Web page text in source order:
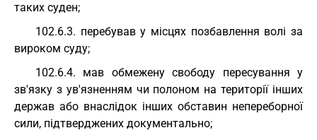
таких суден;
102.6.3. перебував у місцях позбавлення волі за
вироком суду;
102.6.4. мав обмежену свободу пересування у
зв'язку з ув'язненням чи полоном на території інших
держав або внаслідок інших обставин непереборної
сили, підтверджених документально;